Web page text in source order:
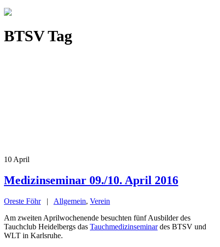
BTSV Tag
10 April
Medizinseminar 09./10. April 2016
Oreste Föhr| Allgemein, Verein
Am zweiten Aprilwochenende besuchten fünf Ausbilder des
Tauchclub Heidelbergs das Tauchmedizinseminardes BTSV und
WLT in Karlsruhe.